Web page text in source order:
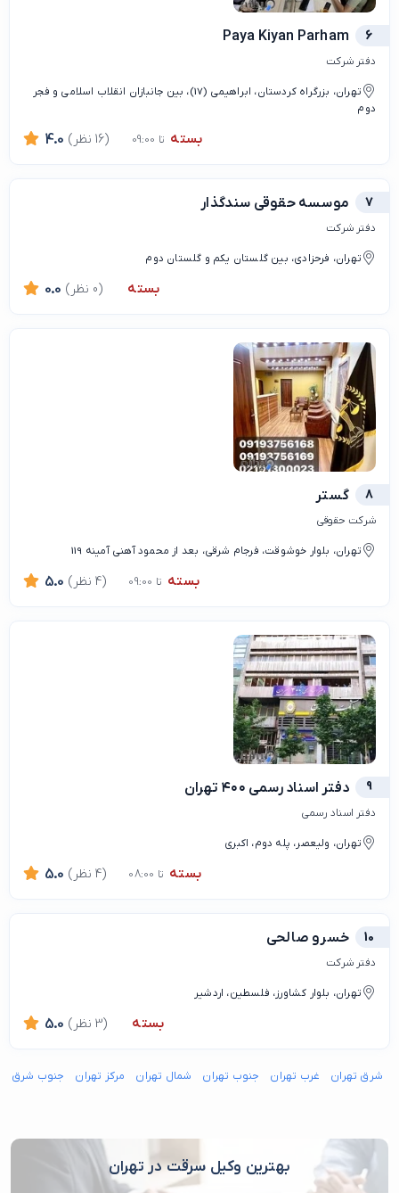
6
Paya Kiyan Parham
دفتر شرکت
تهران، بزرگراه کردستان، ابراهیمی (17)، بین جانبازان انقلاب اسلامی و فجر
دوم
بسته تا 09:00 4.0 (16 نظر)
7 موسسه حقوقی سندگذار
دفتر شرکت
تهران، فرحزادی، بین گلستان یکم و گلستان دوم
بسته 0.0 (0 نظر)
8 گستر
شرکت حقوقی
تهران، بلوار خوشوقت، فرجام شرقی، بعد از محمود آهنی آمینه 119
بسته تا 09:00 5.0 (4 نظر)
9 دفتر اسناد رسمی ۴۰۰ تهران
دفتر اسناد رسمی
تهران، ولیعصر، پله دوم، اکبری
بسته تا 08:00 5.0 (4 نظر)
10 خسرو صالحی
دفتر شرکت
تهران، بلوار کشاورز، فلسطین، اردشیر
بسته 5.0 (3 نظر)
شرق تهران غرب تهران جنوب تهران شمال تهران مرکز تهران جنوب شرق
بهترین وکیل سرقت در تهران